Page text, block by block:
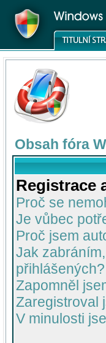
Obsah fóra
Registrace
Proč se
Je vůbec
Proč jsem
Jak
přihlášených?
Zapomněl
Zaregistroval
V minulosti